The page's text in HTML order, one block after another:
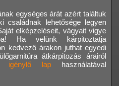
egységes árát azért találtuk
családnak lehetősége legyen
elképzeléseit, vágyait vigye
Ha velünk kárpitoztatja
kedvező árakon juthat egyedi
átkárpitozás árairól
igénylő laphasználatával